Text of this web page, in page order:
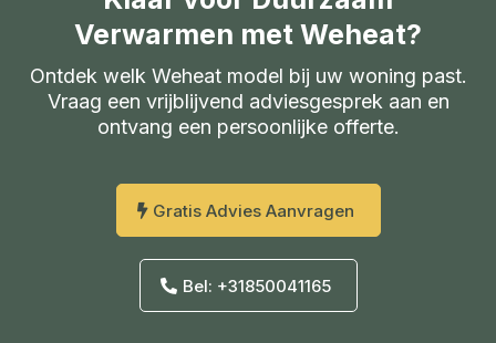
Verwarmen met Weheat?
Ontdek welk Weheat model bij uw woning past.
Vraag een vrijblijvend adviesgesprek aan en
ontvang een persoonlijke offerte.
Gratis Advies Aanvragen
Bel: +31850041165